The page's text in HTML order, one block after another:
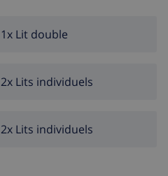
1x Lit double
2x Lits individuels
2x Lits individuels